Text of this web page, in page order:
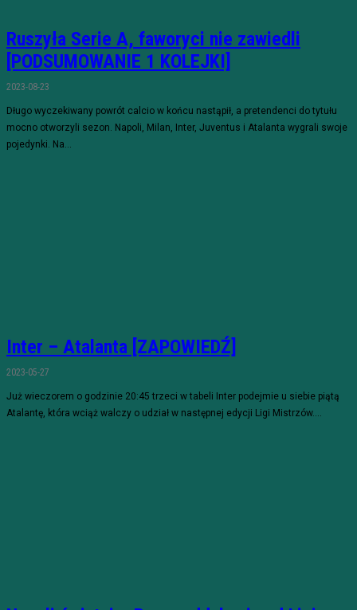
Ruszyła Serie A, faworyci nie zawiedli
[PODSUMOWANIE 1 KOLEJKI]
2023-08-23
Długo wyczekiwany powrót calcio w końcu nastąpił, a pretendenci do tytułu
mocno otworzyli sezon. Napoli, Milan, Inter, Juventus i Atalanta wygrali swoje
pojedynki. Na...
Inter – Atalanta [ZAPOWIEDŹ]
2023-05-27
Już wieczorem o godzinie 20:45 trzeci w tabeli Inter podejmie u siebie piątą
Atalantę, która wciąż walczy o udział w następnej edycji Ligi Mistrzów....